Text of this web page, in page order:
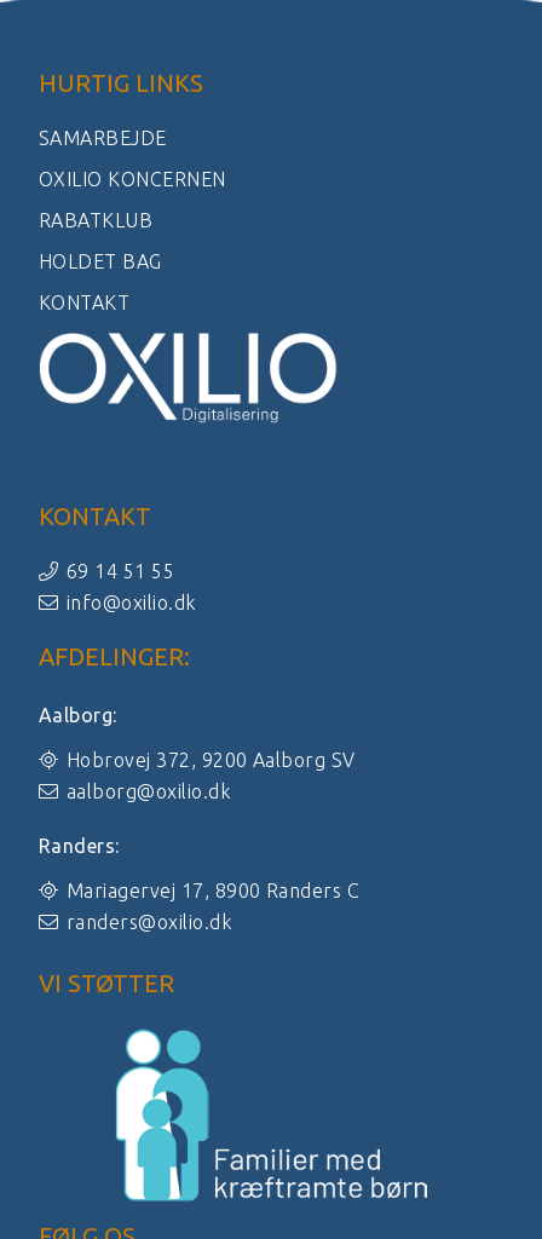
HURTIG LINKS
SAMARBEJDE
OXILIO KONCERNEN
RABATKLUB
HOLDET BAG
KONTAKT
KONTAKT
69 14 51 55
info@oxilio.dk
AFDELINGER:
Aalborg:
Hobrovej 372, 9200 Aalborg SV
aalborg@oxilio.dk
Randers:
Mariagervej 17, 8900 Randers C
randers@oxilio.dk
VI STØTTER